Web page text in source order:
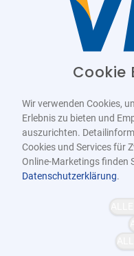
WCAG-
Cookie
Wir verwenden Cookies,
Erlebnis zu bieten und
auszurichten.
Cookies und Services für
Online-Marketings finden
Datenschutzerklärung.
ALLE